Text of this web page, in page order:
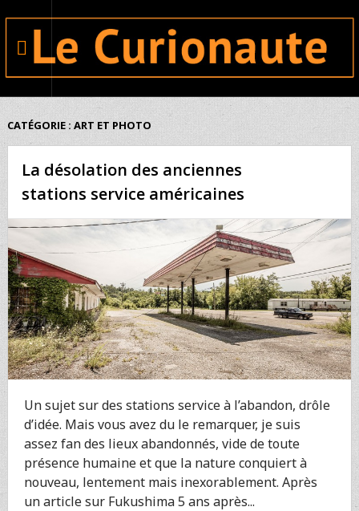
CATÉGORIE : ART ET PHOTO
La désolation des anciennes
stations service américaines
Un sujet sur des stations service à l’abandon, drôle
d’idée. Mais vous avez du le remarquer, je suis
assez fan des lieux abandonnés, vide de toute
présence humaine et que la nature conquiert à
nouveau, lentement mais inexorablement. Après
un article sur Fukushima 5 ans après...